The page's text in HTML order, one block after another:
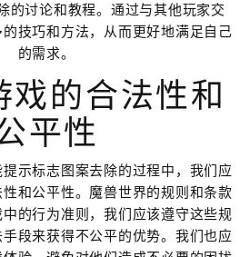
的讨论和教程。通过与其他玩家交
技巧和方法，从而更好地满足自己
的需求。
戏的合法性和
平性
示标志图案去除的过程中，我们应
和公平性。魔兽世界的规则和条款
的行为准则，我们应该遵守这些规
段来获得不公平的优势。我们也应